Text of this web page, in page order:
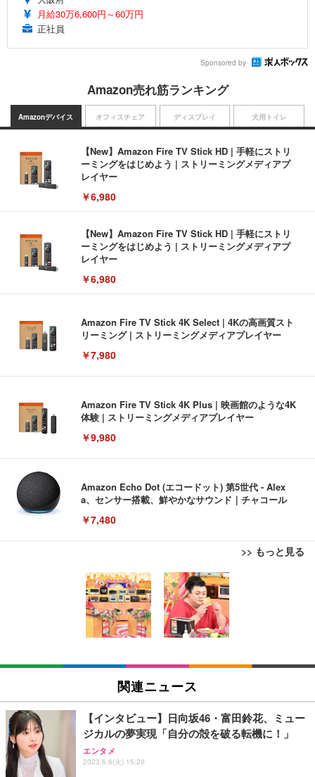
月給30万6,600円～60万円
正社員
Sponsored by
Amazon売れ筋ランキング
Amazonデバイス
【New】Amazon Fire TV Stick HD | 手軽にストリ
ーミングをはじめよう | ストリーミングメディアプ
レイヤー
￥6,980
【New】Amazon Fire TV Stick HD | 手軽にストリ
ーミングをはじめよう | ストリーミングメディアプ
レイヤー
￥6,980
Amazon Fire TV Stick 4K Select | 4Kの高画質スト
リーミング | ストリーミングメディアプレイヤー
￥7,980
Amazon Fire TV Stick 4K Plus | 映画館のような4K
体験 | ストリーミングメディアプレイヤー
￥9,980
Amazon Echo Dot (エコードット) 第5世代 - Alex
a、センサー搭載、鮮やかなサウンド｜チャコール
￥7,480
>> もっと見る
オフィスチェア
[EdoErgo] オフィスチェア 椅子 テレワーク 疲れな
い 跳ね上げ式アームレスト コンパクト 約105度ロッ
キング pc 事務椅子 360度回転 座面昇降 強化ナイロ
ン樹脂ベース 通気性メッシュ 在宅ワーク H-WY01
(黒網+黒枠+黒足)
￥5,699
SIHOO B100 オフィスチェア／デスクチェア メッシ
ュチェア 人間工学 疲れない ブラック
￥27,999
Sezlife オフィスチェア デスクチェア 疲れない テレ
ワーク チェア 強化バックレスト 30度ロッキング機
能 人間工学 椅子 腰サポート 90度跳ね上げ式アーム
ディスプレイ
EIZO ビジネス向けプレミアムモニター | FlexScan
EV3240X-WT | 31.5型4K UHD・USB Type-C・ホワ
イト
￥105,595
EIZO ビジネス向けプレミアムモニター | FlexScan
￥109,572
【純正品】27"ゲーミングモニター DualSense 充電
フック付き（CFI-ZDM1J）
犬用トイレ
Amazonベーシック ペットシーツ 薄型 レギュラー 1
回使い捨て 無香料 ホワイト 300枚
￥3,373
Amazonベーシック ペットシーツ 厚型 ワイド 42枚
x2袋(84枚) ホワイト(吸収面:ライトブルー)
￥3,234
ネオ・ルーライフ ネオ・オムツ L 中型犬用 26枚入
り 単品
関連ニュース
【インタビュー】日向坂46・富田鈴花、ミュー
ジカルの夢実現「自分の殻を破る転機に！」
エンタメ
2023.6.6(火) 15:20